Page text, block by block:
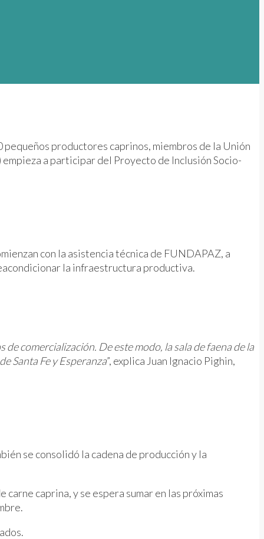
productores caprinos, miembros de la Unión
a participar del Proyecto de Inclusión Socio-
con la asistencia técnica de FUNDAPAZ, a
la infraestructura productiva.
comercialización. De este modo, la sala de faena de la
Santa Fe y Esperanza”, explica Juan Ignacio Pighin,
se consolidó la cadena de producción y la
caprina, y se espera sumar en las próximas